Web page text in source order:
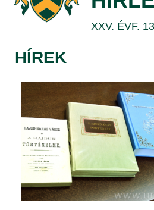
DEBRECENI
EGYETEM
XXV. ÉVF.
HÍREK